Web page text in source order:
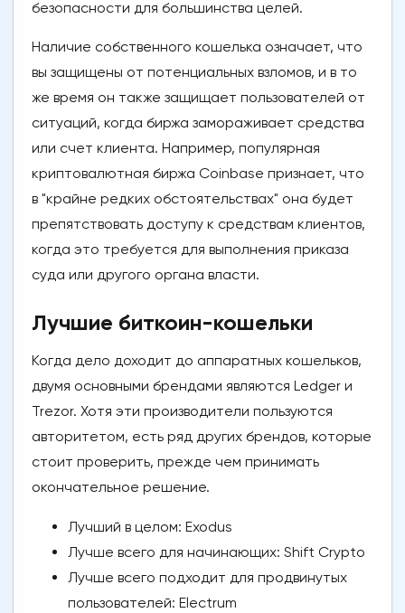
безопасности для большинства целей.
Наличие собственного кошелька означает, что
вы защищены от потенциальных взломов, и в то
же время он также защищает пользователей от
ситуаций, когда биржа замораживает средства
или счет клиента. Например, популярная
криптовалютная биржа Coinbase признает, что
в "крайне редких обстоятельствах" она будет
препятствовать доступу к средствам клиентов,
когда это требуется для выполнения приказа
суда или другого органа власти.
Лучшие биткоин-кошельки
Когда дело доходит до аппаратных кошельков,
двумя основными брендами являются Ledger и
Trezor. Хотя эти производители пользуются
авторитетом, есть ряд других брендов, которые
стоит проверить, прежде чем принимать
окончательное решение.
Лучший в целом: Exodus
Лучше всего для начинающих: Shift Crypto
Лучше всего подходит для продвинутых
пользователей: Electrum